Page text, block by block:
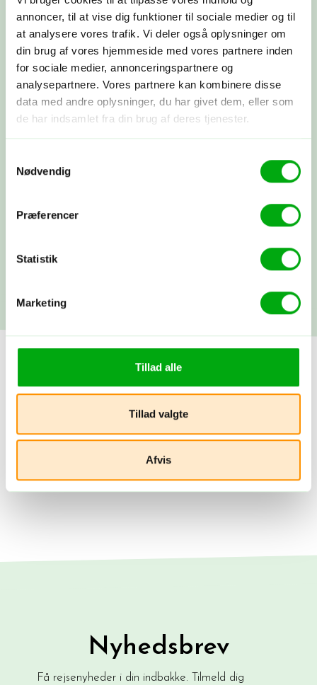
annoncer, til at vise dig funktioner til sociale medier og til
at analysere vores trafik. Vi deler også oplysninger om
din brug af vores hjemmeside med vores partnere inden
for sociale medier, annonceringspartnere og
analysepartnere. Vores partnere kan kombinere disse
data med andre oplysninger, du har givet dem, eller som
de har indsamlet fra din brug af deres tjenester.
Nødvendig
Præferencer
Statistik
Marketing
Tillad alle
Tillad valgte
Afvis
Skræddersyet rejse
Sammen skræddersyr vi din drømmerejse
ud fra dine ønsker.
Booking
rejsepapirer, så du rigtig kan glæde
under rejsen. Vi snakkes ved, når du
Nyhedsbrev
Få rejsenyheder i din indbakke. Tilmeld dig